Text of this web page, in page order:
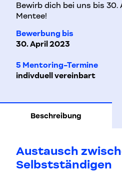
Bewirb dich bei uns bis 30.
Mentee!
Bewerbung bis
30. April 2023
5 Mentoring-Termine
indivduell vereinbart
Beschreibung
Austausch
Selbstständigen